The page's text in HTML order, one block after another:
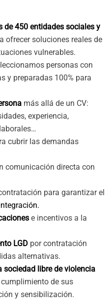
de 450 entidades sociales y
ofrecer soluciones reales de
vulnerables.
personas con
y preparadas 100% para
más allá de un CV:
experiencia,
cubrir las demandas
comunicación directa con
para garantizar el
e incentivos a la
LGD por contratación
alternativas.
sociedad libre de violencia
de sus
y sensibilización.